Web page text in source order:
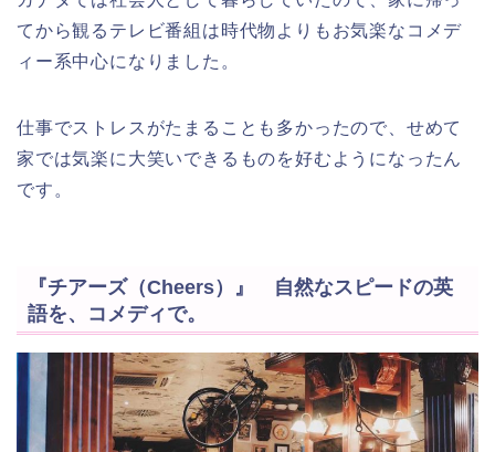
てから観るテレビ番組は時代物よりもお気楽なコメデ
ィー系中心になりました。
仕事でストレスがたまることも多かったので、せめて
家では気楽に大笑いできるものを好むようになったん
です。
『チアーズ（Cheers）』 自然なスピードの英
語を、コメディで。